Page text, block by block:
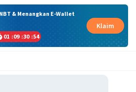
& Menangkan E-Wallet
01 :09 :30 :53
Klaim